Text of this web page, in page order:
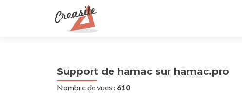
Support de hamac sur hamac.pro
Nombre de vues : 610